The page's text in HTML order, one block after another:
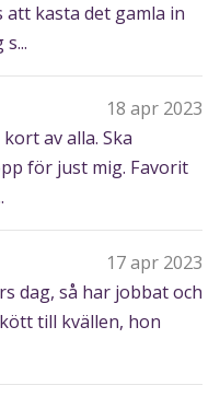
kasta det gamla in
18 apr 2023
av alla. Ska
för just mig. Favorit
17 apr 2023
dag, så har jobbat och
till kvällen, hon